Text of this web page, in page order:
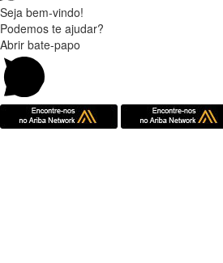
Seja bem-vindo!
Podemos te ajudar?
Abrir bate-papo